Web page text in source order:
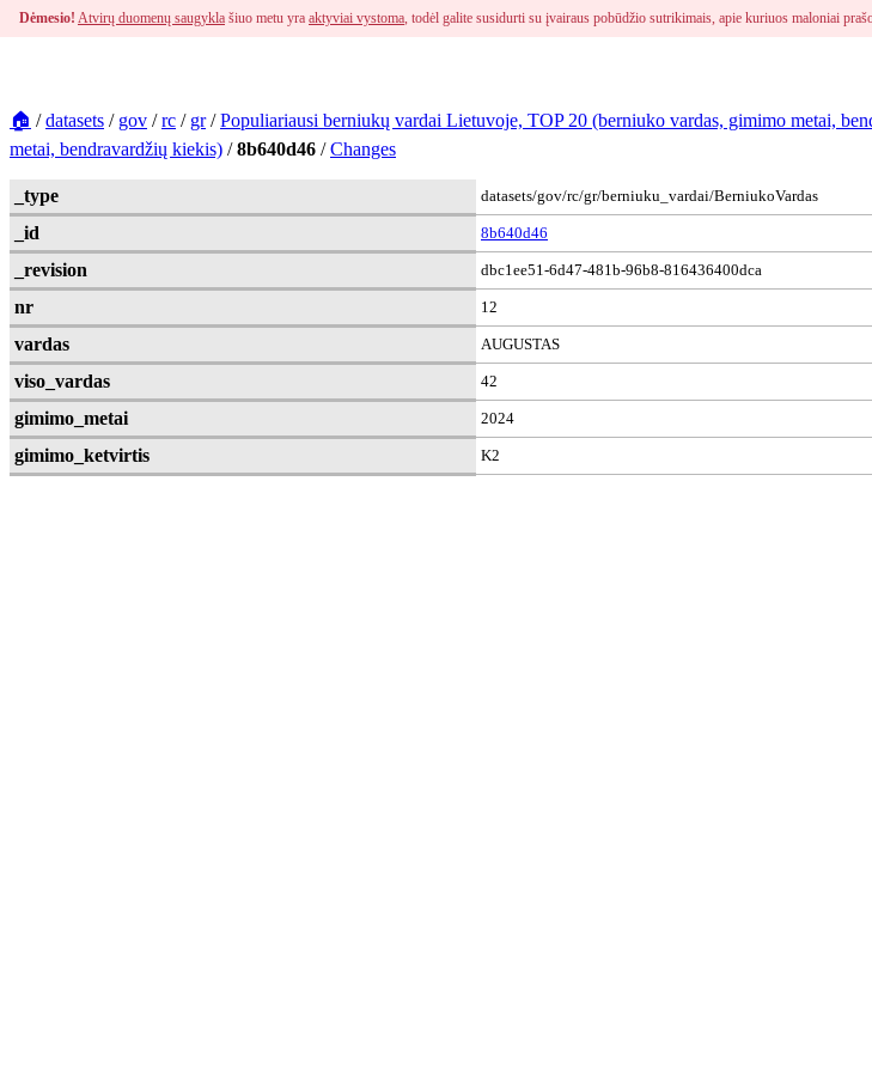
Dėmesio! Atvirų duomenų saugykla šiuo metu yra aktyviai vystoma, todėl galite susidurti su įvairaus pobūdžio sutrikimais, apie kuriuos maloniai
🏠 /datasets / gov /rc / gr/Populiariausi berniukų vardai Lietuvoje, TOP 20 (berniuko vardas, gimimo metai,
metai, bendravardžių kiekis) /8b640d46 /Changes
_type datasets/gov/rc/gr/berniuku_vardai/BerniukoVardas
_id 8b640d46
_revision dbc1ee51-6d47-481b-96b8-816436400dca
nr 12
vardas AUGUSTAS
viso_vardas 42
gimimo_metai 2024
gimimo_ketvirtis K2